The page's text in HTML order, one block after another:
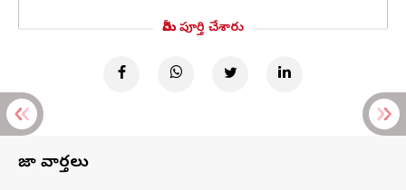
మీరు పూర్తి చేశారు
తాజా వార్తలు